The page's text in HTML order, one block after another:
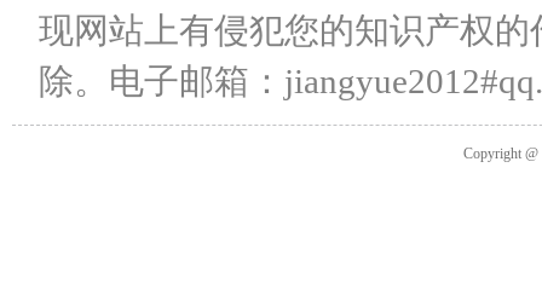
现网站上有侵犯您的知识产权
除。电子邮箱：
Copyright